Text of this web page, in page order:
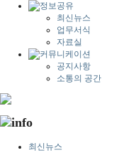
최신뉴스
업무서식
자료실
공지사항
소통의 공간
최신뉴스